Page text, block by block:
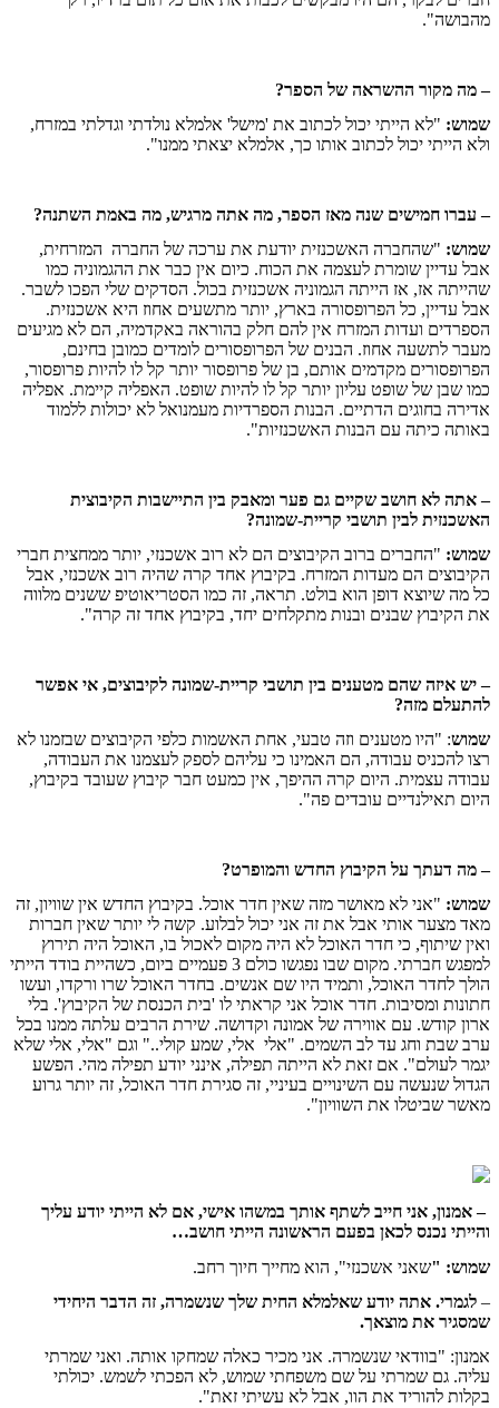
מהבושה".
– מה מקור ההשראה של הספר?
שמוש: "לא הייתי יכול לכתוב את 'מישל' אלמלא נולדתי וגדלתי במזרח,
ולא הייתי יכול לכתוב אותו כך, אלמלא יצאתי ממנו".
– עברו חמישים שנה מאז הספר, מה אתה מרגיש, מה באמת השתנה?
שמוש: "שהחברה האשכנזית יודעת את ערכה של החברה המזרחית,
אבל עדיין שומרת לעצמה את הכוח. כיום אין כבר את ההגמוניה כמו
שהייתה אז, אז הייתה הגמוניה אשכנזית בכול. הסדקים שלי הפכו לשבר.
אבל עדיין, כל הפרופסורה בארץ, יותר מתשעים אחוז היא אשכנזית.
הספרדים ועדות המזרח אין להם חלק בהוראה באקדמיה, הם לא מגיעים
מעבר לתשעה אחוז. הבנים של הפרופסורים לומדים כמובן בחינם,
הפרופסורים מקדמים אותם, בן של פרופסור יותר קל לו להיות פרופסור,
כמו שבן של שופט עליון יותר קל לו להיות שופט. האפליה קיימת. אפליה
אדירה בחוגים הדתיים. הבנות הספרדיות מעמנואל לא יכולות ללמוד
באותה כיתה עם הבנות האשכנזיות".
– אתה לא חושב שקיים גם פער ומאבק בין התיישבות הקיבוצית
האשכנזית לבין תושבי קריית-שמונה?
שמוש: "החברים ברוב הקיבוצים הם לא רוב אשכנזי, יותר ממחצית חברי
הקיבוצים הם מעדות המזרח. בקיבוץ אחד קרה שהיה רוב אשכנזי, אבל
כל מה שיוצא דופן הוא בולט. תראה, זה כמו הסטריאוטיפ ששנים מלווה
את הקיבוץ שבנים ובנות מתקלחים יחד, בקיבוץ אחד זה קרה".
– יש איזה שהם מטענים בין תושבי קריית-שמונה לקיבוצים, אי אפשר
להתעלם מזה?
שמוש: "היו מטענים וזה טבעי, אחת האשמות כלפי הקיבוצים שבזמנו לא
רצו להכניס עבודה, הם האמינו כי עליהם לספק לעצמנו את העבודה,
עבודה עצמית. היום קרה ההיפך, אין כמעט חבר קיבוץ שעובד בקיבוץ,
היום תאילנדיים עובדים פה".
– מה דעתך על הקיבוץ החדש והמופרט?
שמוש: "אני לא מאושר מזה שאין חדר אוכל. בקיבוץ החדש אין שוויון, זה
מאד מצער אותי אבל את זה אני יכול לבלוע. קשה לי יותר שאין חברות
ואין שיתוף, כי חדר האוכל לא היה מקום לאכול בו, האוכל היה תירוץ
למפגש חברתי. מקום שבו נפגשו כולם 3 פעמיים ביום, כשהיית בודד הייתי
הולך לחדר האוכל, ותמיד היו שם אנשים. בחדר האוכל שרו ורקדו, ועשו
חתונות ומסיבות. חדר אוכל אני קראתי לו 'בית הכנסת של הקיבוץ'. בלי
ארון קודש. עם אווירה של אמונה וקדושה. שירת הרבים עלתה ממנו בכל
ערב שבת וחג עד לב השמים. "אלי אלי, שמע קולי.." וגם "אלי, אלי שלא
יגמר לעולם". אם זאת לא הייתה תפילה, אינני יודע תפילה מהי. הפשע
הגדול שנעשה עם השינויים בעיניי, זה סגירת חדר האוכל, זה יותר גרוע
מאשר שביטלו את השוויון".
– אמנון, אני חייב לשתף אותך במשהו אישי, אם לא הייתי יודע עליך
והייתי נכנס לכאן בפעם הראשונה הייתי חושב…
שמוש: "שאני אשכנזי", הוא מחייך חיוך רחב.
– לגמרי. אתה יודע שאלמלא החית שלך שנשמרה, זה הדבר היחידי
שמסגיר את מוצאך.
אמנון: "בוודאי שנשמרה. אני מכיר כאלה שמחקו אותה. ואני שמרתי
עליה. גם שמרתי על שם משפחתי שמוש, לא הפכתי לשמש. יכולתי
בקלות להוריד את הוו, אבל לא עשיתי זאת".